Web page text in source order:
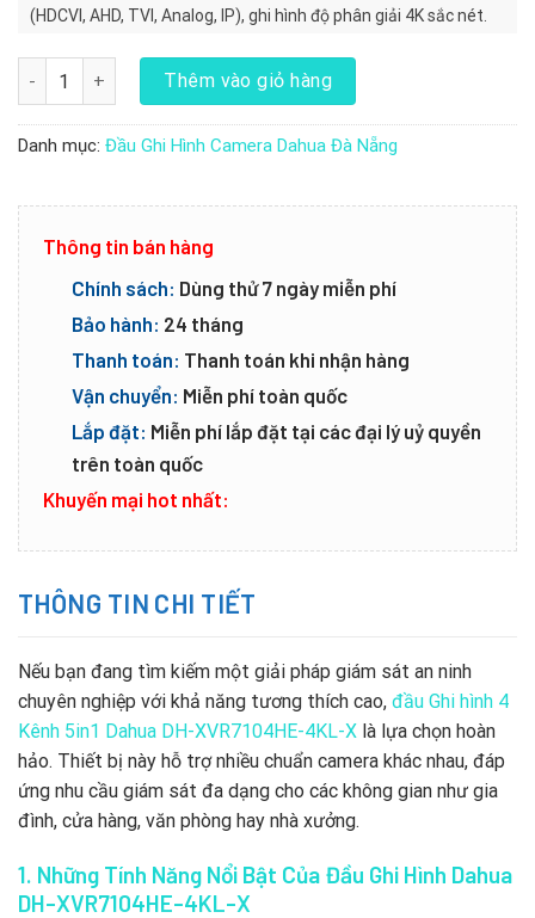
(HDCVI, AHD, TVI, Analog, IP), ghi hình độ phân giải 4K sắc nét.
10TB và tính năng xem từ xa qua ứng dụng DMSS, thiết bị phù
hợp cho gia đình, cửa hàng, văn phòng và doanh nghiệp.
Đầu ghi hình 4 kênh 5in1 Dahua DH-XVR7104HE-4KL-X số lượng
Thêm vào giỏ hàng
Danh mục: Đầu Ghi Hình Camera Dahua Đà Nẵng
Thông tin bán hàng
Chính sách: Dùng thử 7 ngày miễn phí
Bảo hành: 24 tháng
Thanh toán: Thanh toán khi nhận hàng
Vận chuyển: Miễn phí toàn quốc
Lắp đặt: Miễn phí lắp đặt tại các đại lý uỷ quyền
trên toàn quốc
Khuyến mại hot nhất:
THÔNG TIN CHI TIẾT
Nếu bạn đang tìm kiếm một giải pháp giám sát an ninh
chuyên nghiệp với khả năng tương thích cao, đầu Ghi hình 4
Kênh 5in1 Dahua DH-XVR7104HE-4KL-X là lựa chọn hoàn
hảo. Thiết bị này hỗ trợ nhiều chuẩn camera khác nhau, đáp
ứng nhu cầu giám sát đa dạng cho các không gian như gia
đình, cửa hàng, văn phòng hay nhà xưởng.
1. Những Tính Năng Nổi Bật Của Đầu Ghi Hình Dahua
DH-XVR7104HE-4KL-X